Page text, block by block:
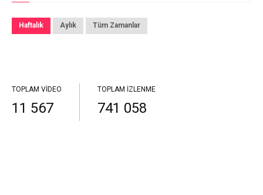
Haftalık Aylık Tüm Zamanlar
TOPLAM VIDEO
11 567
TOPLAM İZLENME
741 058